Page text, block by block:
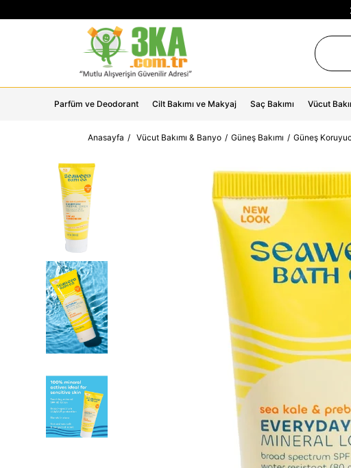
Parfüm ve Deodorant Cilt Bakımı ve Makyaj Saç Bakımı Vücut
Anasayfa Vücut Bakımı & Banyo Güneş Bakımı Güneş